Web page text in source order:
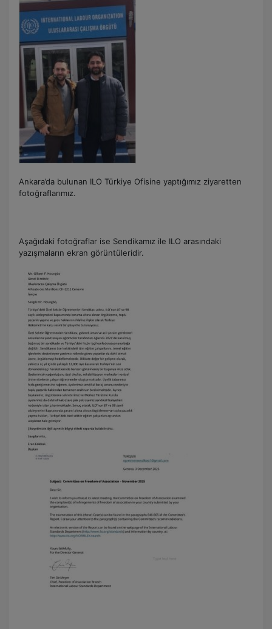
Ankara’da bulunan ILO Türkiye Ofisine yaptığımız ziyaretten
fotoğraflarımız.
Aşağıdaki fotoğraflar ise Sendikamız ile ILO arasındaki
yazışmaların ekran görüntüleridir.